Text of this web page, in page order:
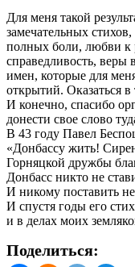
Для меня такой
замечательных
полных боли, любви к
справедливость,
имен, которые для
открытий. Оказаться
И конечно, спасибо
донести свое слово
В 43 году Павел
«Донбассу жить!
Горняцкой дружбы
Донбасс никто не
И никому поставить
И спустя годы его
и в делах моих
Поделиться: